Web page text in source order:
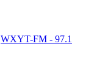
WXYT-FM - 97.1